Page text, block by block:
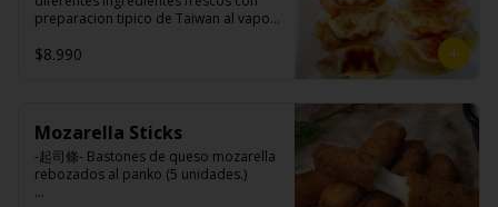
preparacion tipico de Taiwan al vapor
salsa de ajo hecho de casa. (APTO
Ingredientes:
Carne de soya, repollo, zanahoria,
harina de trigo, condimento de 5
sabores (naranja, canela, anís,
$8.990
Mozarella Sticks
-起司條- Bastones de queso mozarella
rebozados al panko (5 unidades.)